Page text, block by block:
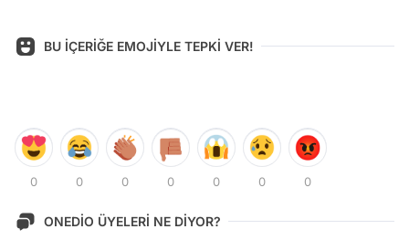
BU İÇERİĞE EMOJİYLE TEPKİ VER!
0 0 0 0 0 0 0
ONEDİO ÜYELERİ NE DİYOR?